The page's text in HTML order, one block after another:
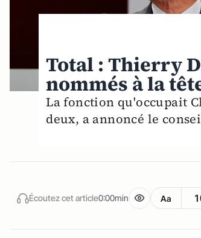
Total : Thierry
nommés à la
La fonction qu'occupait
deux, a annoncé le
Écoutez cet article0:00min Aa